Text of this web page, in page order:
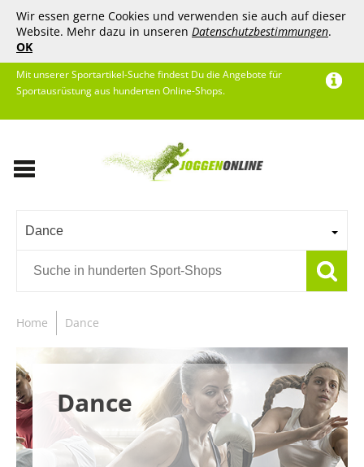
Wir essen gerne Cookies und verwenden sie auch auf dieser
Website. Mehr dazu in unseren Datenschutzbestimmungen.
OK
Mit unserer Sportartikel-Suche findest Du die Angebote für
Sportausrüstung aus hunderten Online-Shops.
Dance
Home Dance
Dance